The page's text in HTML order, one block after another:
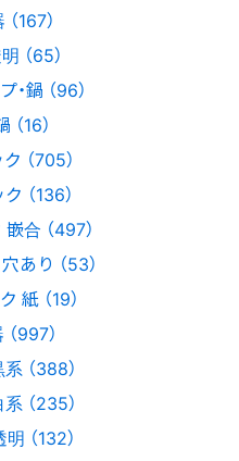
167）
（65）
・鍋 （96）
16）
（705）
（136）
合 （497）
あり （53）
紙 （19）
997）
（388）
（235）
（132）